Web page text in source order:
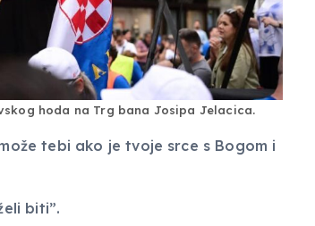
hoda na Trg bana Josipa Jelacica.
tebi ako je tvoje srce s Bogom i
biti”.